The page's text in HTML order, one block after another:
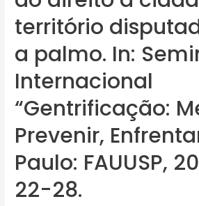
território
a palmo. In:
Internacional
“Gentrificação:
Prevenir,
Paulo: FAUUSP,
22-28.